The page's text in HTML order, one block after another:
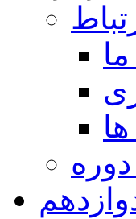
ما